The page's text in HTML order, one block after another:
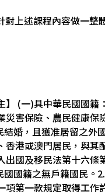
上述課程內容做一整
】 (一)具中華民國國
害保險、農民健康保
婚，且獲准居留之外
港或澳門居民，與
國及移民法第十六
國籍之無戶籍國民。
項第一款規定取得工